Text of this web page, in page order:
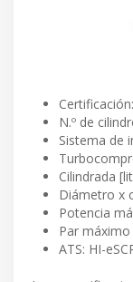
N.º de
Sistema de
Cilindrada
Diámetro x
Potencia
Par
ATS: HI-